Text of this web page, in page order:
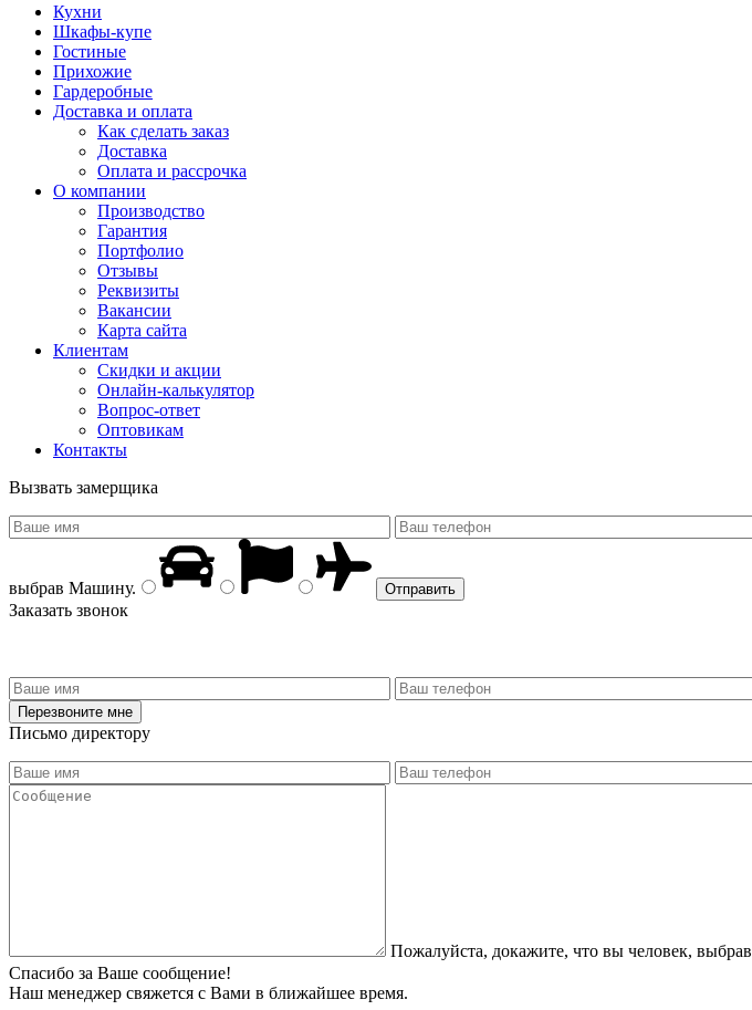
Кухни
Шкафы-купе
Гостиные
Прихожие
Гардеробные
Доставка и оплата
Как сделать заказ
Доставка
Оплата и рассрочка
О компании
Производство
Гарантия
Портфолио
Отзывы
Реквизиты
Вакансии
Карта сайта
Клиентам
Скидки и акции
Онлайн-калькулятор
Вопрос-ответ
Оптовикам
Контакты
Вызвать замерщика
выбрав Машину.
Заказать звонок
Письмо директору
Пожалуйста, докажите, что вы человек, выбрав
Спасибо за Ваше сообщение!
Наш менеджер свяжется с Вами в ближайшее время.